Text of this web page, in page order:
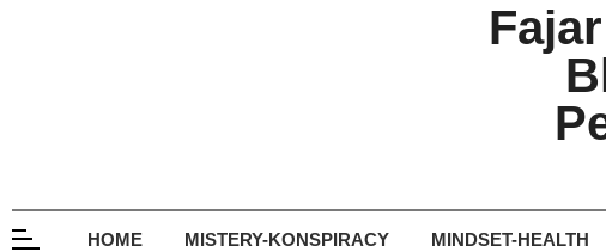
HOME MISTERY-KONSPIRACY MINDSET-HEALTH